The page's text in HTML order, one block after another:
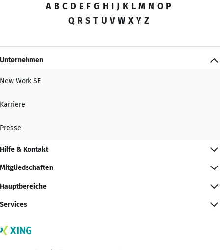
A B C D E F G H I J K L M N O P
Q R S T U V W X Y Z
Unternehmen
New Work SE
Karriere
Presse
Hilfe & Kontakt
Mitgliedschaften
Hauptbereiche
Services